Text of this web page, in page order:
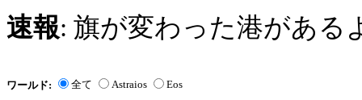
速報: 旗が変わった港がある
ワールド: 全て Astraios Eos